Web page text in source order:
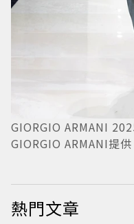
GIORGIO ARMANI
GIORGIO ARMANI提供
熱門文章